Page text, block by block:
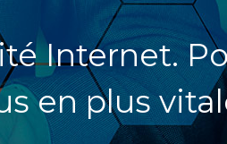
Internet.
en plus